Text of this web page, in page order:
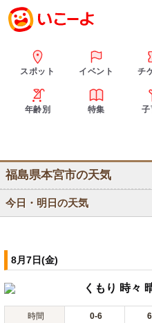
スポット イベント チ
年齢別 特集 子
福島県本宮市の天気
今日・明日の天気
8月7日(金)
くもり 時々
時間 0-6